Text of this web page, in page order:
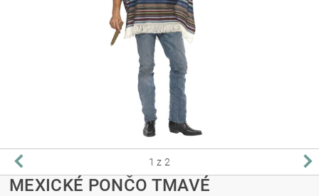
1 z 2
MEXICKÉ PONČO TMAVÉ